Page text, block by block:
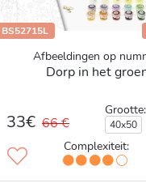
BS52715L
Afbeeldingen op
Dorp in het
33€ 66 € 40x50
Complexiteit: